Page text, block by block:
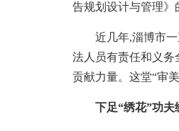
告规划设计与管理》
近几年,淄博市一直
法人员有责任和义务
贡献力量。这堂“审
下足“绣花”功夫